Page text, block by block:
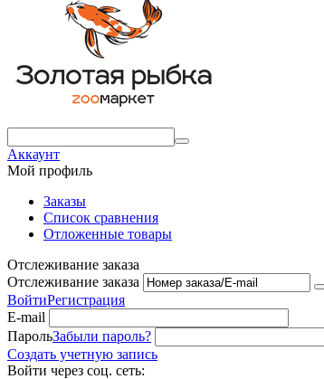
Аккаунт
Мой профиль
Заказы
Список сравнения
Отложенные товары
Отслеживание заказа
Отслеживание заказа
ВойтиРегистрация
E-mail
ПарольЗабыли пароль?
Создать учетную запись
Войти через соц. сеть: